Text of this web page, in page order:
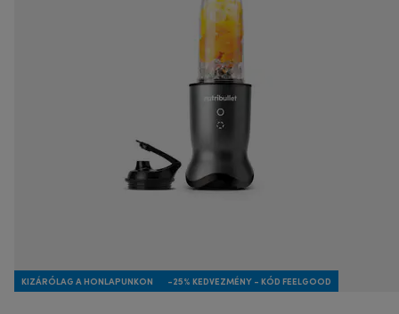
KIZÁRÓLAG A HONLAPUNKON -25% KEDVEZMÉNY - KÓD FEELGOOD